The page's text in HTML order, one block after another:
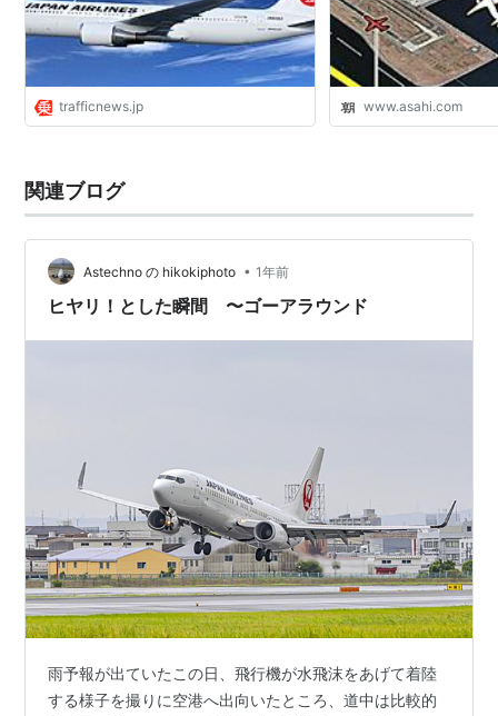
trafficnews.jp www.asahi.com
関連ブログ
Astechno の hikokiphoto • 1年前
ヒヤリ！とした瞬間 〜ゴーアラウンド
雨予報が出ていたこの日、飛行機が水飛沫をあげて着陸
する様子を撮りに空港へ出向いたところ、道中は比較的